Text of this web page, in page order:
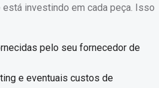
investindo em cada peça. Isso
pelo seu fornecedor de
e eventuais custos de